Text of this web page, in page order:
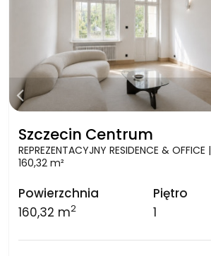
Szczecin Centrum
REPREZENTACYJNY RESIDENCE & OFFICE |
160,32 m²
Powierzchnia
160,32 m2
Piętro
1